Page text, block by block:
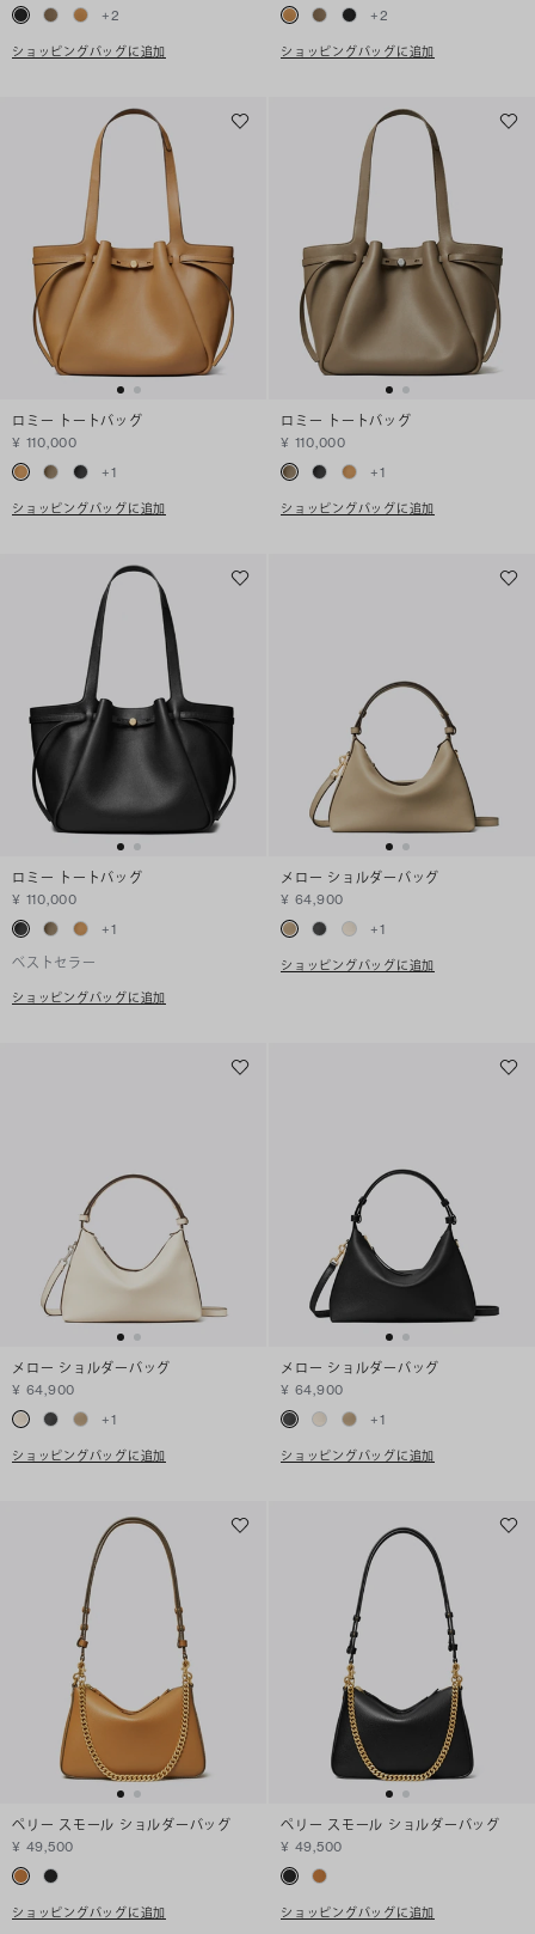
+2
ショッピングバッグに追加
+2
ショッピングバッグに追加
ロミー トートバッグ
¥ 110,000
+1
ショッピングバッグに追加
ロミー トートバッグ
¥ 110,000
+1
ショッピングバッグに追加
ロミー トートバッグ
¥ 110,000
+1
ベストセラー
ショッピングバッグに追加
メロー ショルダーバッグ
¥ 64,900
+1
ショッピングバッグに追加
メロー ショルダーバッグ
¥ 64,900
+1
ショッピングバッグに追加
メロー ショルダーバッグ
¥ 64,900
+1
ショッピングバッグに追加
ペリー スモール ショルダーバッグ
¥ 49,500
ショッピングバッグに追加
ペリー スモール ショルダーバッグ
¥ 49,500
ショッピングバッグに追加